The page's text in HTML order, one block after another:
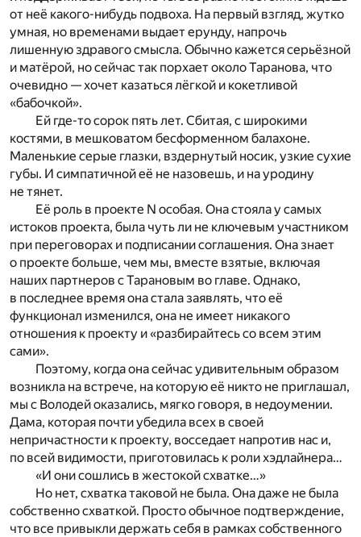
от неё какого-нибудь подвоха. На первый взгляд, жутко
умная, но временами выдает ерунду, напрочь
лишенную здравого смысла. Обычно кажется серьёзной
и матёрой, но сейчас так порхает около Таранова, что
очевидно — хочет казаться лёгкой и кокетливой
«бабочкой».
Ей где-то сорок пять лет. Сбитая, с широкими
костями, в мешковатом бесформенном балахоне.
Маленькие серые глазки, вздернутый носик, узкие сухие
губы. И симпатичной её не назовешь, и на уродину
не тянет.
Её роль в проекте N особая. Она стояла у самых
истоков проекта, была чуть ли не ключевым участником
при переговорах и подписании соглашения. Она знает
о проекте больше, чем мы, вместе взятые, включая
наших партнеров с Тарановым во главе. Однако,
в последнее время она стала заявлять, что её
функционал изменился, она не имеет никакого
отношения к проекту и «разбирайтесь со всем этим
сами».
Поэтому, когда она сейчас удивительным образом
возникла на встрече, на которую её никто не приглашал,
мы с Володей оказались, мягко говоря, в недоумении.
Дама, которая почти убедила всех в своей
непричастности к проекту, восседает напротив нас и,
по всей видимости, приготовилась к роли хэдлайнера…
«И они сошлись в жестокой схватке…»
Но нет, схватка таковой не была. Она даже не была
собственно схваткой. Просто обычное подтверждение,
что все привыкли держать себя в рамках собственного